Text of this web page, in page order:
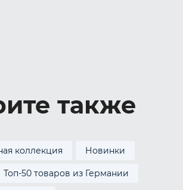
также
коллекция Новинки
Топ-50 товаров из Германии